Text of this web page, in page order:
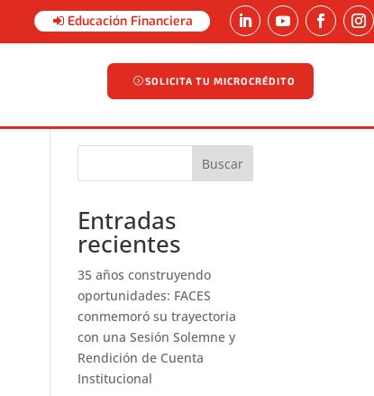
Educación Financiera
SOLICITA TU MICROCRÉDITO
SOLICITA TU MICROCRÉDITO
Buscar
Entradas
recientes
35 años construyendo
oportunidades: FACES
conmemoró su trayectoria
con una Sesión Solemne y
Rendición de Cuenta
Institucional